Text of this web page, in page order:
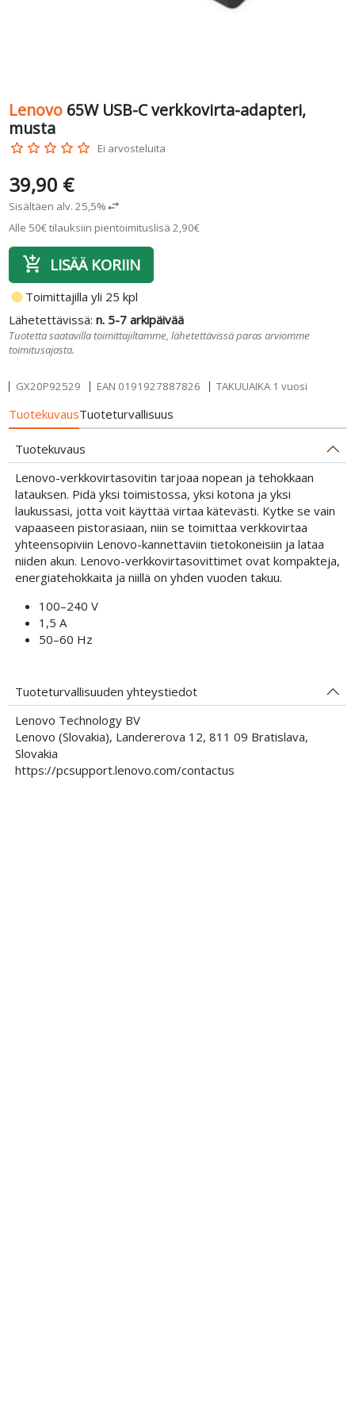
Lenovo 65W USB-C verkkovirta-adapteri,
musta
star_border star_border star_border star_border star_border Ei arvosteluita
39,90 €
Sisältäen alv. 25,5%swap_horiz
Alle 50€ tilauksiin pientoimituslisä 2,90€
add_shopping_cart LISÄÄ KORIIN
fiber_manual_record Toimittajilla yli 25 kpl
Lähetettävissä:n. 5-7 arkipäivää
Tuotetta saatavilla toimittajiltamme, lähetettävissä paras arviomme
toimitusajasta.
GX20P92529 EAN 0191927887826 TAKUUAIKA 1 vuosi
TuotekuvausTuoteturvallisuus
Tuotekuvaus
Lenovo-verkkovirtasovitin tarjoaa nopean ja tehokkaan
latauksen. Pidä yksi toimistossa, yksi kotona ja yksi
laukussasi, jotta voit käyttää virtaa kätevästi. Kytke se vain
vapaaseen pistorasiaan, niin se toimittaa verkkovirtaa
yhteensopiviin Lenovo-kannettaviin tietokoneisiin ja lataa
niiden akun. Lenovo-verkkovirtasovittimet ovat kompakteja,
energiatehokkaita ja niillä on yhden vuoden takuu.
100–240 V
1,5 A
50–60 Hz
Tuoteturvallisuuden yhteystiedot
Lenovo Technology BV
Lenovo (Slovakia), Landererova 12, 811 09 Bratislava,
Slovakia
https://pcsupport.lenovo.com/contactus